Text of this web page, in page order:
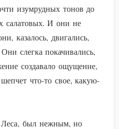
изумрудных тонов до
салатовых. И они не
казалось, двигались,
слегка покачивались,
создавало ощущение,
что-то свое, какую-
Леса, был нежным, но